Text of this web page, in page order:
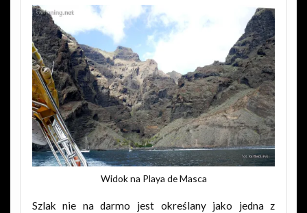
Widok na Playa de Masca
Szlak nie na darmo jest określany jako jedna z